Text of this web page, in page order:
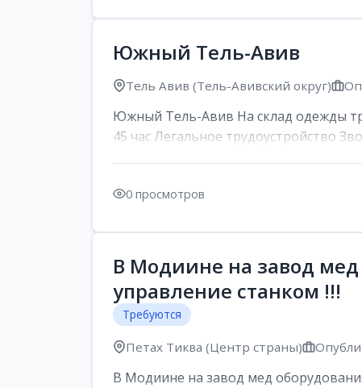
Южный Тель-Авив
Тель Авив (Тель-Авивский округ)
Южный Тель-Авив На склад одежды
45 час Легальное трудоустройство
0 просмотров
В Модиине на завод мед
управление станком !!!
Требуются
Петах Тиква (Центр страны)
В Модиине на завод мед